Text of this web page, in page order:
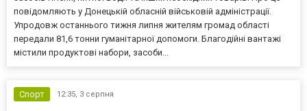
повідомляють у Донецькій обласній військовій адміністрації.
Упродовж останнього тижня липня жителям громад області
передали 81,6 тонни гуманітарної допомоги. Благодійні вантажі
містили продуктові набори, засоби...
Спорт 12:35, 3 серпня